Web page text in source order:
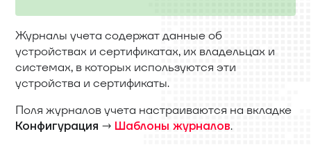
Журналы учета содержат данные об
устройствах и сертификатах, их владельцах и
системах, в которых используются эти
устройства и сертификаты.
Поля журналов учета настраиваются на вкладке
Конфигурация → Шаблоны журналов.